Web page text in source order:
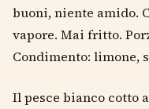
buoni, niente amido.
vapore. Mai fritto.
Condimento: limone,
Il pesce bianco cotto